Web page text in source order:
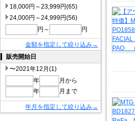
18,000円～23,999円(65)
24,000円～24,999円(56)
円～
円
金額を指定して絞り込み→
販売開始日
〜2021年12月(1)
年
月から
年
月まで
年月を指定して絞り込み→